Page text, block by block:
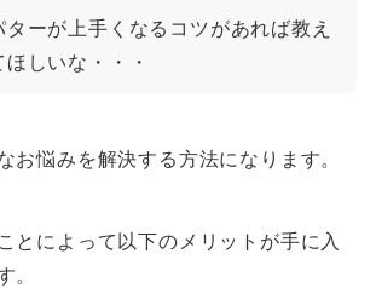
ターが上手くなるコツがあれば教え
ほしいな・・・
お悩みを解決する方法になります。
とによって以下のメリットが手に入
。